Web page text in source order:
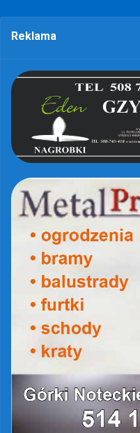
Reklama